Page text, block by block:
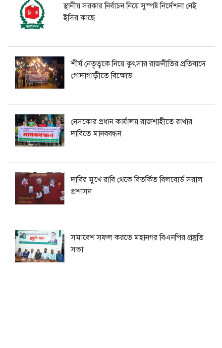
স্থানীয় সরকার নির্বাচন নিয়ে সুস্পষ্ট নির্দেশনা নেই
ইসির কাছে
শীর্ষ নেতৃত্বকে নিয়ে কুৎসার রাজনীতির প্রতিবাদে
গোদাগাড়ীতে বিক্ষোভ
নেসকোর প্রধান কার্যালয় রাজশাহীতে রাখার
দাবিতে মানববন্ধন
দাবির মুখে রাবি থেকে বিতর্কিত বিলবোর্ড সরাল
প্রশাসন
সমাবেশ সফল করতে মহানগর বিএনপির প্রস্তুতি
সভা